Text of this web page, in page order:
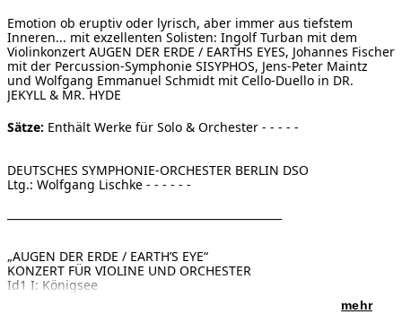
Emotion ob eruptiv oder lyrisch, aber immer aus tiefstem
Inneren... mit exzellenten Solisten: Ingolf Turban mit dem
Violinkonzert AUGEN DER ERDE / EARTHS EYES, Johannes Fischer
mit der Percussion-Symphonie SISYPHOS, Jens-Peter Maintz
und Wolfgang Emmanuel Schmidt mit Cello-Duello in DR.
JEKYLL & MR. HYDE
Sätze: Enthält Werke für Solo & Orchester - - - - -
DEUTSCHES SYMPHONIE-ORCHESTER BERLIN DSO
Ltg.: Wolfgang Lischke - - - - - -
„AUGEN DER ERDE / EARTH’S EYE“
KONZERT FÜR VIOLINE UND ORCHESTER
Id1 I: Königsee
mehr